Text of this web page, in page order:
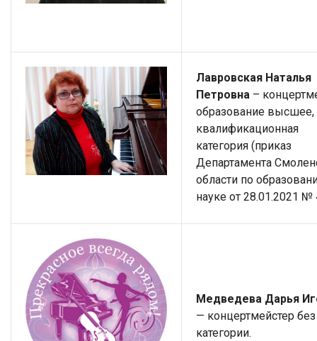
Лавровская Наталья
Петровна –
образование высшее,
квалификационная
категория (приказ
Департамента
области по
науке от 28.01.2021
Медведева Дарья
— концертмейстер без
категории.